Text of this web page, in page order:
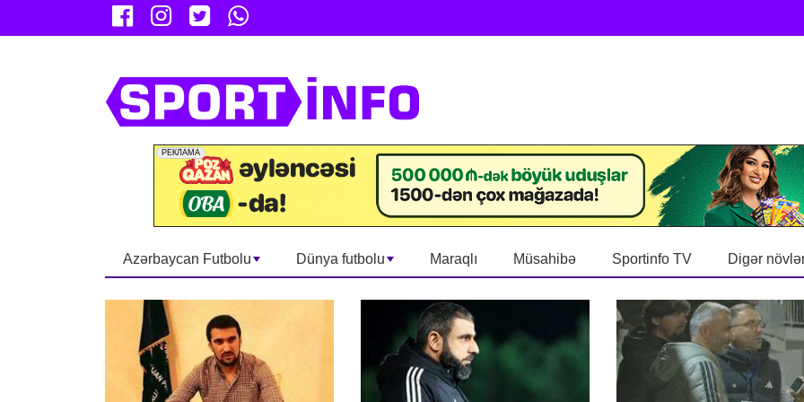
Azərbaycan Futbolu Dünya futbolu Maraqlı Müsahibə Sportinfo TV Digər